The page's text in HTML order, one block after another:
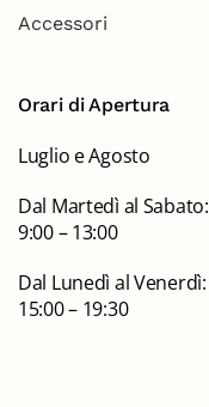
Accessori
Orari di Apertura
Luglio e Agosto
Dal Martedì al Sabato:
9:00 – 13:00
Dal Lunedì al Venerdì:
15:00 – 19:30